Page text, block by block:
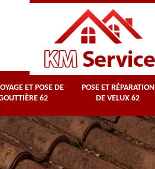
ET POSE DE
62
POSE ET RÉPARATION
DE VELUX 62